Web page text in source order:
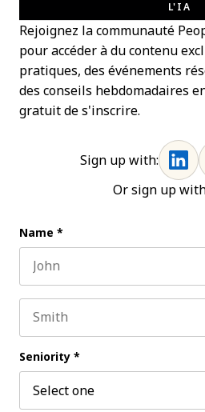
L'IA
Rejoignez la communauté
pour accéder à du contenu
pratiques, des événements
des conseils hebdomadaires
gratuit de s'inscrire.
Sign up with:
Or sign up
Name *
Seniority *